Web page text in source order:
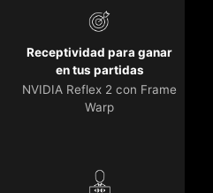
Receptividad para ganar
en tus partidas
NVIDIA Reflex 2 con Frame
Warp